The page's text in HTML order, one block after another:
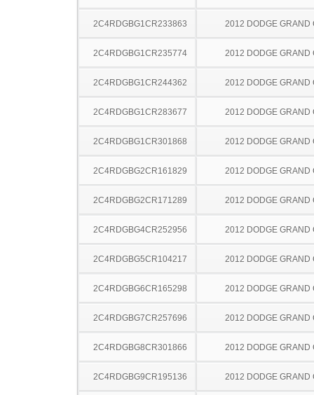
2C4RDGBG1CR233863 2012 DODGE GRAND
2C4RDGBG1CR235774 2012 DODGE GRAND
2C4RDGBG1CR244362 2012 DODGE GRAND
2C4RDGBG1CR283677 2012 DODGE GRAND
2C4RDGBG1CR301868 2012 DODGE GRAND
2C4RDGBG2CR161829 2012 DODGE GRAND
2C4RDGBG2CR171289 2012 DODGE GRAND
2C4RDGBG4CR252956 2012 DODGE GRAND
2C4RDGBG5CR104217 2012 DODGE GRAND
2C4RDGBG6CR165298 2012 DODGE GRAND
2C4RDGBG7CR257696 2012 DODGE GRAND
2C4RDGBG8CR301866 2012 DODGE GRAND
2C4RDGBG9CR195136 2012 DODGE GRAND